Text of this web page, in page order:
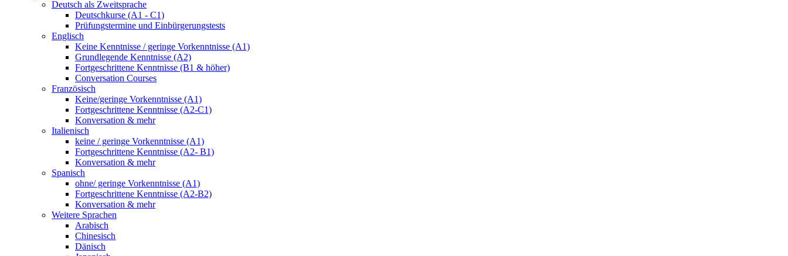
Deutsch als Zweitsprache
Deutschkurse (A1 - C1)
Prüfungstermine und Einbürgerungstests
Englisch
Keine Kenntnisse / geringe Vorkenntnisse (A1)
Grundlegende Kenntnisse (A2)
Fortgeschrittene Kenntnisse (B1 & höher)
Conversation Courses
Französisch
Keine/geringe Vorkenntnisse (A1)
Fortgeschrittene Kenntnisse (A2-C1)
Konversation & mehr
Italienisch
keine / geringe Vorkenntnisse (A1)
Fortgeschrittene Kenntnisse (A2- B1)
Konversation & mehr
Spanisch
ohne/ geringe Vorkenntnisse (A1)
Fortgeschrittene Kenntnisse (A2-B2)
Konversation & mehr
Weitere Sprachen
Arabisch
Chinesisch
Dänisch